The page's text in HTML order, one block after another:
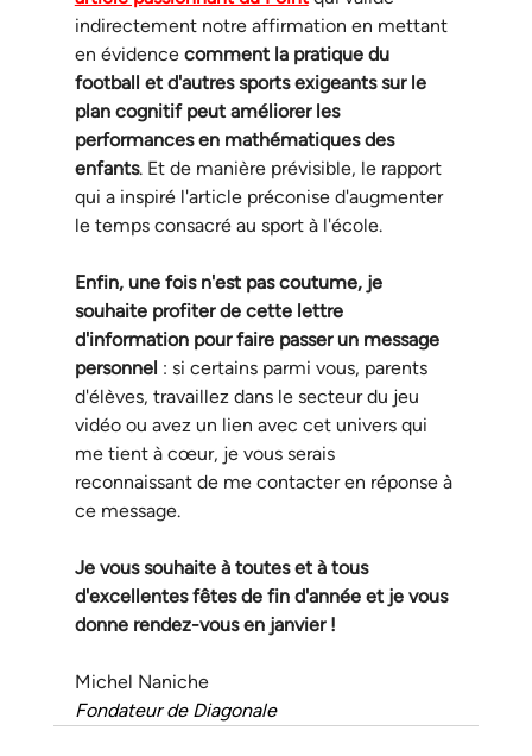
indirectement notre affirmation en mettant
en évidence comment la pratique du
football et d'autres sports exigeants sur le
plan cognitif peut améliorer les
performances en mathématiques des
enfants. Et de manière prévisible, le rapport
qui a inspiré l'article préconise d'augmenter
le temps consacré au sport à l'école.
Enfin, une fois n'est pas coutume, je
souhaite profiter de cette lettre
d'information pour faire passer un message
personnel : si certains parmi vous, parents
d'élèves, travaillez dans le secteur du jeu
vidéo ou avez un lien avec cet univers qui
me tient à cœur, je vous serais
reconnaissant de me contacter en réponse à
ce message.
Je vous souhaite à toutes et à tous
d'excellentes fêtes de fin d'année et je vous
donne rendez-vous en janvier !
Michel Naniche
Fondateur de Diagonale